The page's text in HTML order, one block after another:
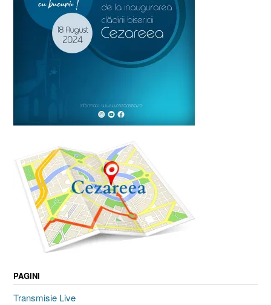
PAGINI
Transmisie Live